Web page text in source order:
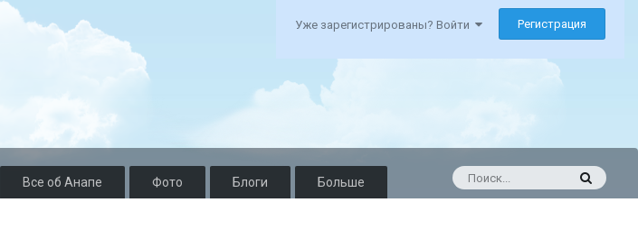
Уже зарегистрированы? Войти Регистрация
Все об Анапе Фото Блоги Больше